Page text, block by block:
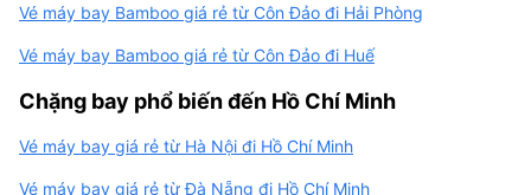
Vé máy bay Bamboo giá rẻ từ Côn Đảo đi Hải Phòng
Vé máy bay Bamboo giá rẻ từ Côn Đảo đi Huế
Chặng bay phổ biến đến Hồ Chí Minh
Vé máy bay giá rẻ từ Hà Nội đi Hồ Chí Minh
Vé máy bay giá rẻ từ Đà Nẵng đi Hồ Chí Minh